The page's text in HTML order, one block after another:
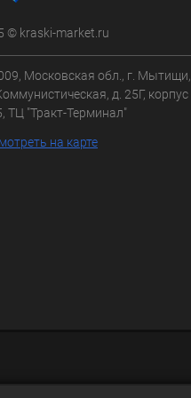
© kraski-market.ru
Московская обл., г. Мытищи,
д. 25Г, корпус
ТЦ "Тракт-Терминал"
на карте